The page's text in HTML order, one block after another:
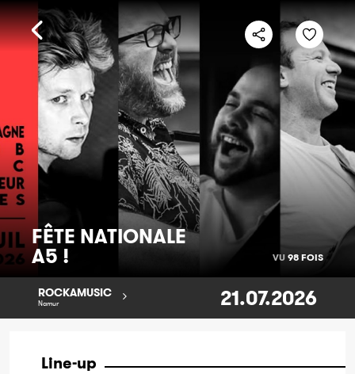
FÊTE NATIONALE
A5 ! VU 98 FOIS
ROCKAMUSIC
Namur 21.07.2026
Line-up